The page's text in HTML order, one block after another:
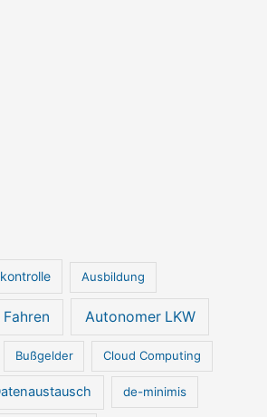
Ausbildung
Autonomer LKW
Bußgelder Cloud Computing
de-minimis